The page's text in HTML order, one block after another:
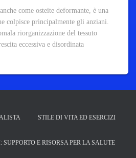
come osteite deformante, è una
colpisce principalmente gli anziani.
riorganizzazione del tessuto
eccessiva e disordinata
STILE DI VITA ED ESERCIZI
E RISORSA PER LA SALUTE